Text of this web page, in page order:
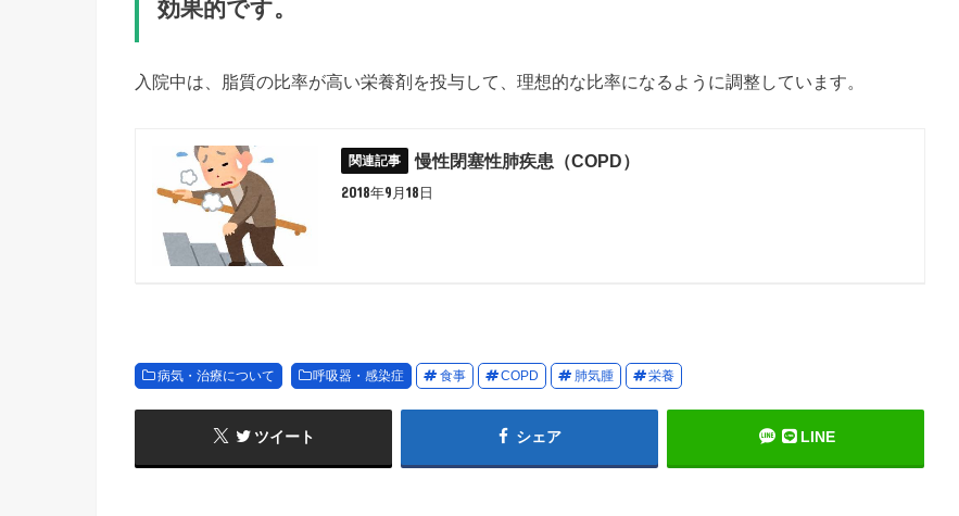
効果的です。
入院中は、脂質の比率が高い栄養剤を投与して、理想的な比率になるように調整しています。
慢性閉塞性肺疾患（COPD）
2018年9月18日
病気・治療について 呼吸器・感染症 食事 COPD 肺気腫 栄養
ツイート シェア LINE